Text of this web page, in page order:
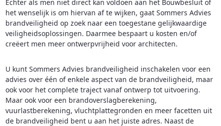
Echter als men niet direct kan voldoen aan het Bouwbesluit of
het wenselijk is om hiervan af te wijken, gaat Sommers Advies
brandveiligheid op zoek naar een toegestane gelijkwaardige
veiligheidsoplossingen. Daarmee bespaart u kosten en/of
creëert men meer ontwerpvrijheid voor architecten.
U kunt Sommers Advies brandveiligheid inschakelen voor een
advies over één of enkele aspect van de brandveiligheid, maar
ook voor het complete traject vanaf ontwerp tot uitvoering.
Maar ook voor een brandoverslagberekening,
vuurlastberekening, vluchtplattegronden en meer facetten uit
de brandveiligheid bent u aan het juiste adres. Naast de